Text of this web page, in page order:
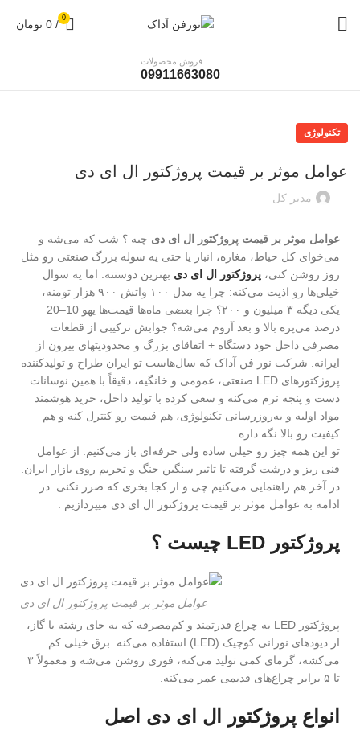
0
/
0 تومان
فروش محصولات
09911663080
تکنولوژی
عوامل موثر بر قیمت پروژکتور ال ای دی
مدیر کل
عوامل موثر بر قیمت پروژکتور ال ای دی چیه ؟ شب که می‌شه و
می‌خوای کل حیاط، مغازه، انبار یا حتی یه سوله بزرگ صنعتی رو مثل
روز روشن کنی، پروژکتور ال ای دی بهترین دوستته. اما یه سوال
خیلی‌ها رو اذیت می‌کنه: چرا یه مدل ۱۰۰ واتش ۹۰۰ هزار تومنه،
یکی دیگه ۳ میلیون و ۲۰۰؟ چرا بعضی ماه‌ها قیمت‌ها یهو 10–20
درصد می‌پره بالا و بعد آروم می‌شه؟ جوابش ترکیبی از قطعات
مصرفی داخل خود دستگاه + اتفاقای بزرگ و محدودیتهای بیرون از
ایرانه. شرکت نور فن آداک که سال‌هاست تو ایران طراح و تولیدکننده
پروژکتورهای LED صنعتی، عمومی و خانگیه، دقیقاً با همین نوسانات
دست و پنجه نرم می‌کنه و سعی کرده با تولید داخل، خرید هوشمند
مواد اولیه و به‌روزرسانی تکنولوژی، هم قیمت رو کنترل کنه و هم
کیفیت رو بالا نگه داره.
تو این همه چیز رو خیلی ساده ولی حرفه‌ای باز می‌کنیم. از عوامل
فنی ریز و درشت گرفته تا تاثیر سنگین جنگ و تحریم روی بازار ایران.
در آخر هم راهنمایی می‌کنیم چی و از کجا بخری که ضرر نکنی. در
ادامه به عوامل موثر بر قیمت پروژکتور ال ای دی میپردازیم :
پروژکتور LED چیست ؟
عوامل موثر بر قیمت پروژکتور ال ای دی
پروژکتور LED یه چراغ قدرتمند و کم‌مصرفه که به جای رشته یا گاز،
از دیودهای نورانی کوچیک (LED) استفاده می‌کنه. برق خیلی کم
می‌کشه، گرمای کمی تولید می‌کنه، فوری روشن می‌شه و معمولاً ۳
تا ۵ برابر چراغ‌های قدیمی عمر می‌کنه.
انواع پروژکتور ال ای دی اصل